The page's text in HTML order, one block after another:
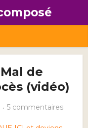
de
(vidéo)
5 commentaires